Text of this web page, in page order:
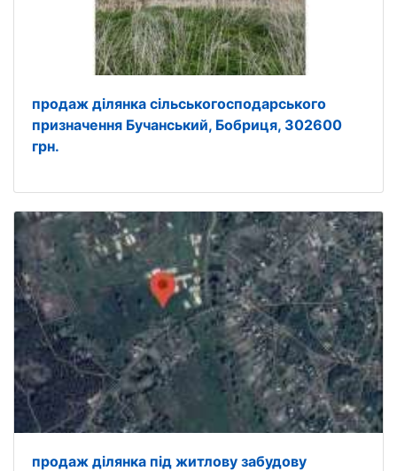
продаж ділянка сільськогосподарського
призначення Бучанський, Бобриця, 302600
грн.
продаж ділянка під житлову забудову